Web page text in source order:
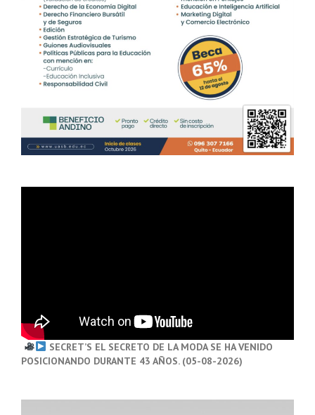
SECRET’S EL SECRETO DE LA MODA SE HA VENIDO
POSICIONANDO DURANTE 43 AÑOS. (05-08-2026)